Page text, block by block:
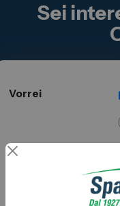
Sei
Vorrei
Hai un usato da